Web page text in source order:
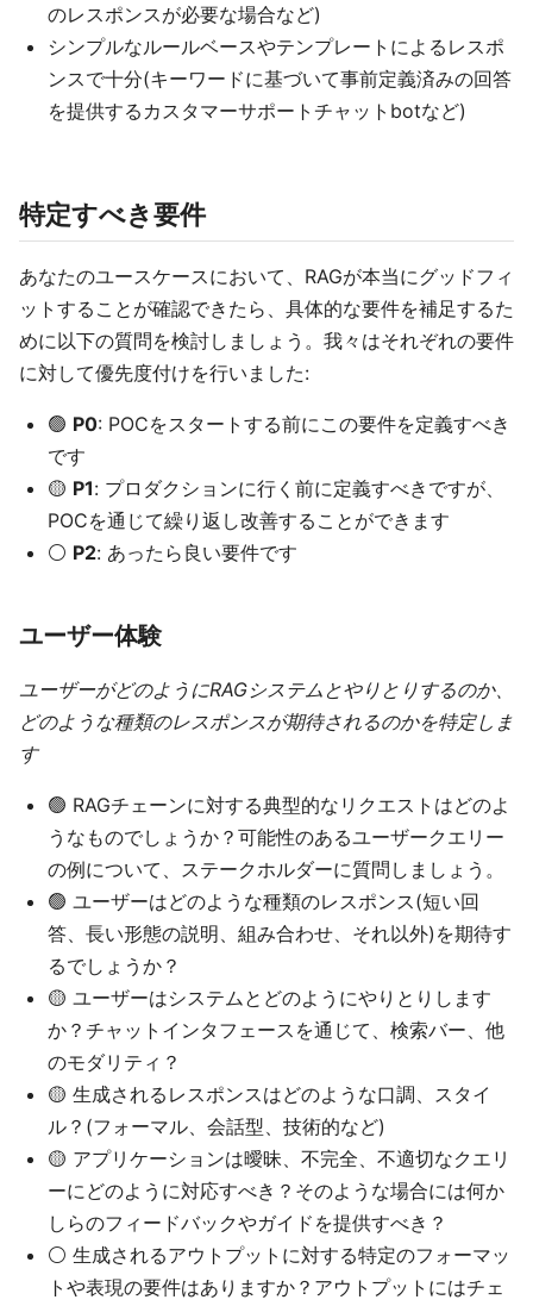
のレスポンスが必要な場合など)
シンプルなルールベースやテンプレートによるレスポ
ンスで十分(キーワードに基づいて事前定義済みの回答
を提供するカスタマーサポートチャットbotなど)
特定すべき要件
あなたのユースケースにおいて、RAGが本当にグッドフィ
ットすることが確認できたら、具体的な要件を補足するた
めに以下の質問を検討しましょう。我々はそれぞれの要件
に対して優先度付けを行いました:
🟢 P0: POCをスタートする前にこの要件を定義すべき
です
🟡 P1: プロダクションに行く前に定義すべきですが、
POCを通じて繰り返し改善することができます
⚪️ P2: あったら良い要件です
ユーザー体験
ユーザーがどのようにRAGシステムとやりとりするのか、
どのような種類のレスポンスが期待されるのかを特定しま
す
🟢 RAGチェーンに対する典型的なリクエストはどのよ
うなものでしょうか？可能性のあるユーザークエリー
の例について、ステークホルダーに質問しましょう。
🟢 ユーザーはどのような種類のレスポンス(短い回
答、長い形態の説明、組み合わせ、それ以外)を期待す
るでしょうか？
🟡 ユーザーはシステムとどのようにやりとりします
か？チャットインタフェースを通じて、検索バー、他
のモダリティ？
🟡 生成されるレスポンスはどのような口調、スタイ
ル？(フォーマル、会話型、技術的など)
🟡 アプリケーションは曖昧、不完全、不適切なクエリ
ーにどのように対応すべき？そのような場合には何か
しらのフィードバックやガイドを提供すべき？
⚪ 生成されるアウトプットに対する特定のフォーマッ
トや表現の要件はありますか？アウトプットにはチェ